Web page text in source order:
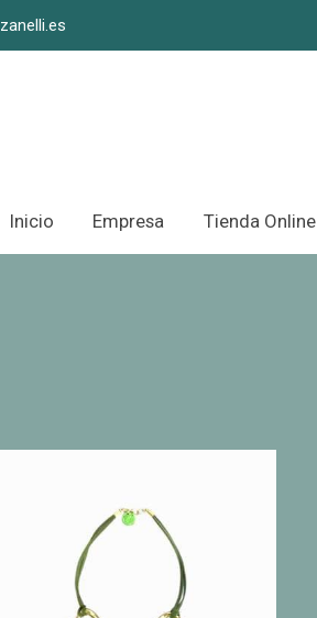
zanelli.es
Inicio Empresa Tienda Online